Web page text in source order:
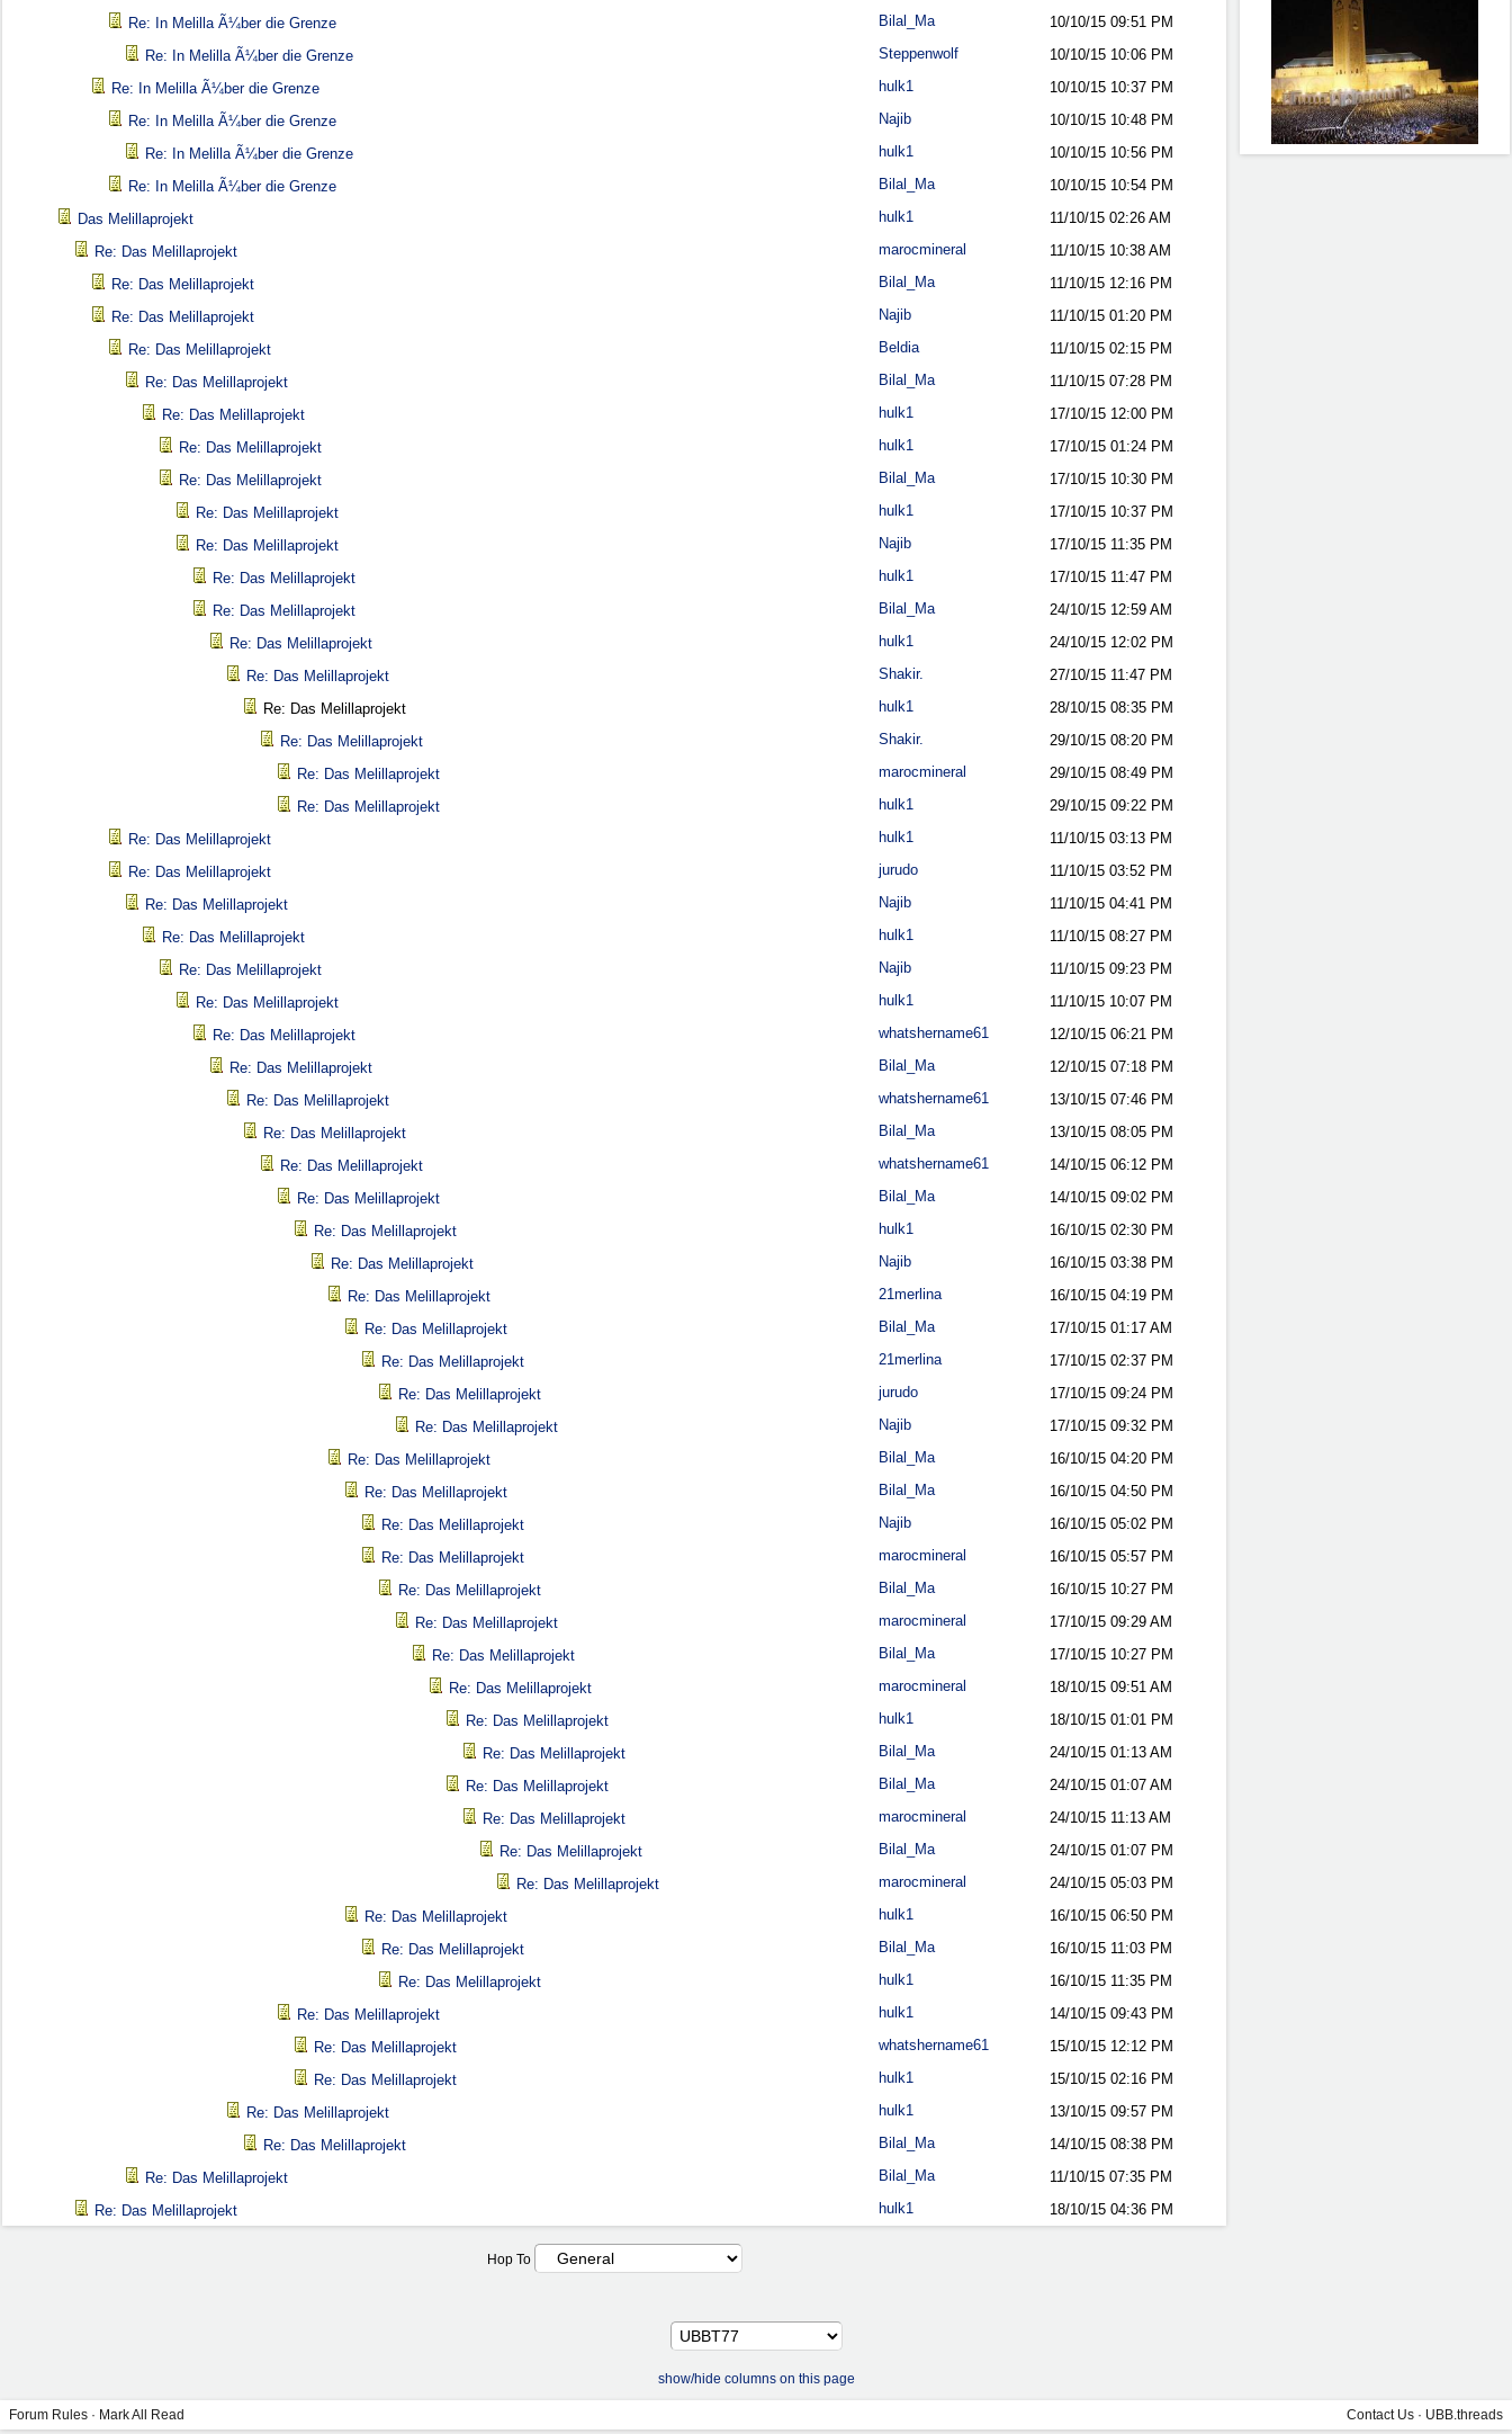
Re: In Melilla Ã¼ber die Grenze
Bilal_Ma 10/10/15 09:51 PM
Re: In Melilla Ã¼ber die Grenze
Steppenwolf 10/10/15 10:06 PM
Re: In Melilla Ã¼ber die Grenze
hulk1 10/10/15 10:37 PM
Re: In Melilla Ã¼ber die Grenze
Najib 10/10/15 10:48 PM
Re: In Melilla Ã¼ber die Grenze
hulk1 10/10/15 10:56 PM
Re: In Melilla Ã¼ber die Grenze
Bilal_Ma 10/10/15 10:54 PM
Das Melillaprojekt
hulk1 11/10/15 02:26 AM
Re: Das Melillaprojekt
marocmineral 11/10/15 10:38 AM
Re: Das Melillaprojekt
Bilal_Ma 11/10/15 12:16 PM
Re: Das Melillaprojekt
Najib 11/10/15 01:20 PM
Re: Das Melillaprojekt
Beldia 11/10/15 02:15 PM
Re: Das Melillaprojekt
Bilal_Ma 11/10/15 07:28 PM
Re: Das Melillaprojekt
hulk1 17/10/15 12:00 PM
Re: Das Melillaprojekt
hulk1 17/10/15 01:24 PM
Re: Das Melillaprojekt
Bilal_Ma 17/10/15 10:30 PM
Re: Das Melillaprojekt
hulk1 17/10/15 10:37 PM
Re: Das Melillaprojekt
Najib 17/10/15 11:35 PM
Re: Das Melillaprojekt
hulk1 17/10/15 11:47 PM
Re: Das Melillaprojekt
Bilal_Ma 24/10/15 12:59 AM
Re: Das Melillaprojekt
hulk1 24/10/15 12:02 PM
Re: Das Melillaprojekt
Shakir. 27/10/15 11:47 PM
Re: Das Melillaprojekt
hulk1 28/10/15 08:35 PM
Re: Das Melillaprojekt
Shakir. 29/10/15 08:20 PM
Re: Das Melillaprojekt
marocmineral 29/10/15 08:49 PM
Re: Das Melillaprojekt
hulk1 29/10/15 09:22 PM
Re: Das Melillaprojekt
hulk1 11/10/15 03:13 PM
Re: Das Melillaprojekt
jurudo 11/10/15 03:52 PM
Re: Das Melillaprojekt
Najib 11/10/15 04:41 PM
Re: Das Melillaprojekt
hulk1 11/10/15 08:27 PM
Re: Das Melillaprojekt
Najib 11/10/15 09:23 PM
Re: Das Melillaprojekt
hulk1 11/10/15 10:07 PM
Re: Das Melillaprojekt
whatshername61 12/10/15 06:21 PM
Re: Das Melillaprojekt
Bilal_Ma 12/10/15 07:18 PM
Re: Das Melillaprojekt
whatshername61 13/10/15 07:46 PM
Re: Das Melillaprojekt
Bilal_Ma 13/10/15 08:05 PM
Re: Das Melillaprojekt
whatshername61 14/10/15 06:12 PM
Re: Das Melillaprojekt
Bilal_Ma 14/10/15 09:02 PM
Re: Das Melillaprojekt
hulk1 16/10/15 02:30 PM
Re: Das Melillaprojekt
Najib 16/10/15 03:38 PM
Re: Das Melillaprojekt
21merlina 16/10/15 04:19 PM
Re: Das Melillaprojekt
Bilal_Ma 17/10/15 01:17 AM
Re: Das Melillaprojekt
21merlina 17/10/15 02:37 PM
Re: Das Melillaprojekt
jurudo 17/10/15 09:24 PM
Re: Das Melillaprojekt
Najib 17/10/15 09:32 PM
Re: Das Melillaprojekt
Bilal_Ma 16/10/15 04:20 PM
Re: Das Melillaprojekt
Bilal_Ma 16/10/15 04:50 PM
Re: Das Melillaprojekt
Najib 16/10/15 05:02 PM
Re: Das Melillaprojekt
marocmineral 16/10/15 05:57 PM
Re: Das Melillaprojekt
Bilal_Ma 16/10/15 10:27 PM
Re: Das Melillaprojekt
marocmineral 17/10/15 09:29 AM
Re: Das Melillaprojekt
Bilal_Ma 17/10/15 10:27 PM
Re: Das Melillaprojekt
marocmineral 18/10/15 09:51 AM
Re: Das Melillaprojekt
hulk1 18/10/15 01:01 PM
Re: Das Melillaprojekt
Bilal_Ma 24/10/15 01:13 AM
Re: Das Melillaprojekt
Bilal_Ma 24/10/15 01:07 AM
Re: Das Melillaprojekt
marocmineral 24/10/15 11:13 AM
Re: Das Melillaprojekt
Bilal_Ma 24/10/15 01:07 PM
Re: Das Melillaprojekt
marocmineral 24/10/15 05:03 PM
Re: Das Melillaprojekt
hulk1 16/10/15 06:50 PM
Re: Das Melillaprojekt
Bilal_Ma 16/10/15 11:03 PM
Re: Das Melillaprojekt
hulk1 16/10/15 11:35 PM
Re: Das Melillaprojekt
hulk1 14/10/15 09:43 PM
Re: Das Melillaprojekt
whatshername61 15/10/15 12:12 PM
Re: Das Melillaprojekt
hulk1 15/10/15 02:16 PM
Re: Das Melillaprojekt
hulk1 13/10/15 09:57 PM
Re: Das Melillaprojekt
Bilal_Ma 14/10/15 08:38 PM
Re: Das Melillaprojekt
Bilal_Ma 11/10/15 07:35 PM
Re: Das Melillaprojekt
hulk1 18/10/15 04:36 PM
Hop To
show/hide columns on this page
Forum Rules · Mark All Read Contact Us · UBB.threads